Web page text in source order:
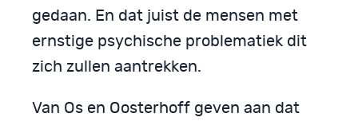
gedaan. En dat juist de mensen met
ernstige psychische problematiek dit
zich zullen aantrekken.
Van Os en Oosterhoff geven aan dat